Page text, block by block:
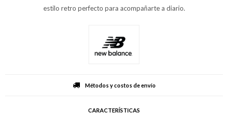
estilo retro perfecto para acompañarte a diario.
Métodos y costos de envío
CARACTERÍSTICAS